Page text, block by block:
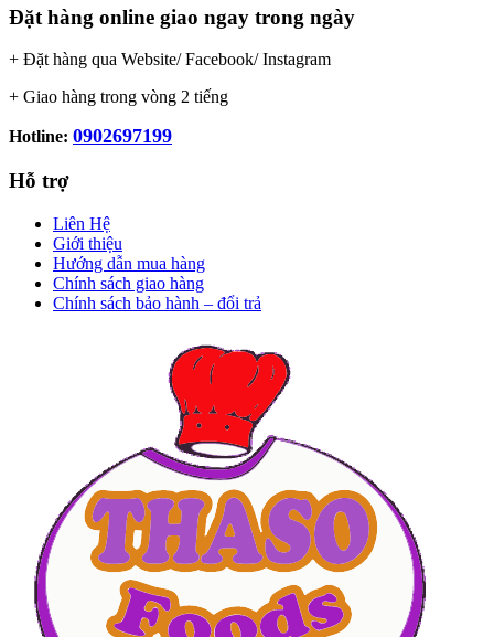
Đặt hàng online giao ngay trong ngày
+ Đặt hàng qua Website/ Facebook/ Instagram
+ Giao hàng trong vòng 2 tiếng
Hotline: 0902697199
Hỗ trợ
Liên Hệ
Giới thiệu
Hướng dẫn mua hàng
Chính sách giao hàng
Chính sách bảo hành – đổi trả